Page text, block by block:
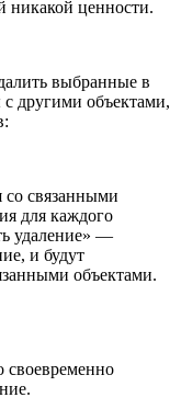
никакой ценности.
выбранные в
с другими объектами,
связанными
для каждого
удаление» —
и будут
объектами.